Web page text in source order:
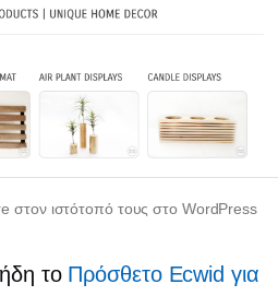
στον ιστότοπό τους στο WordPress
το Πρόσθετο Ecwid για